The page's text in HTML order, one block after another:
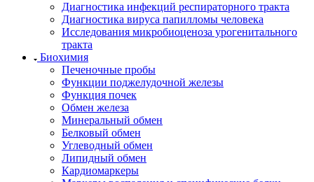
Диагностика инфекций респираторного тракта
Диагностика вируса папилломы человека
Исследования микробиоценоза урогенитального
тракта
Биохимия
Печеночные пробы
Функции поджелудочной железы
Функция почек
Обмен железа
Минеральный обмен
Белковый обмен
Углеводный обмен
Липидный обмен
Кардиомаркеры